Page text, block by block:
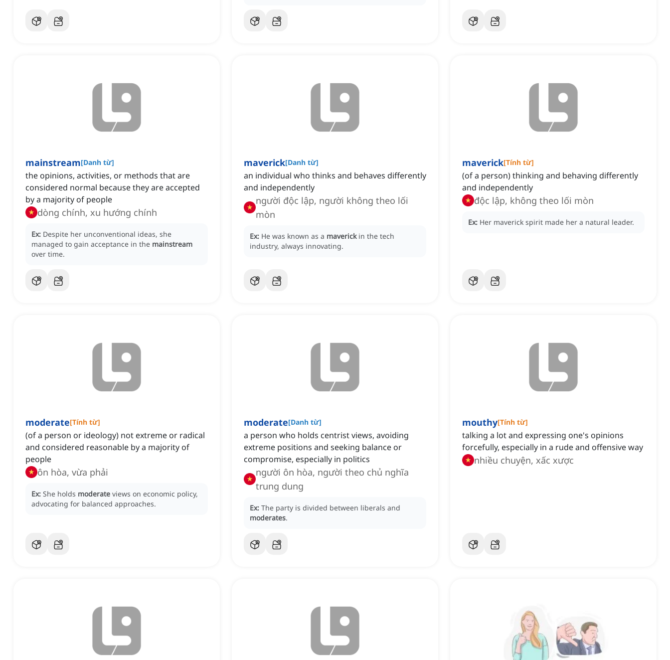
mainstream[Danh từ]
the opinions, activities, or methods that are
considered normal because they are accepted
by a majority of people
dòng chính, xu hướng chính
Ex: Despite her unconventional ideas, she
managed to gain acceptance in the mainstream
over time.
maverick[Danh từ]
an individual who thinks and behaves differently
and independently
người độc lập, người không theo lối
mòn
Ex: He was known as a maverick in the tech
industry, always innovating.
maverick[Tính từ]
(of a person) thinking and behaving differently
and independently
độc lập, không theo lối mòn
Ex: Her maverick spirit made her a natural leader.
moderate[Tính từ]
(of a person or ideology) not extreme or radical
and considered reasonable by a majority of
people
ôn hòa, vừa phải
Ex: She holds moderate views on economic policy,
advocating for balanced approaches.
moderate[Danh từ]
a person who holds centrist views, avoiding
extreme positions and seeking balance or
compromise, especially in politics
người ôn hòa, người theo chủ nghĩa
trung dung
Ex: The party is divided between liberals and
moderates.
mouthy[Tính từ]
talking a lot and expressing one's opinions
forcefully, especially in a rude and offensive way
nhiều chuyện, xấc xược